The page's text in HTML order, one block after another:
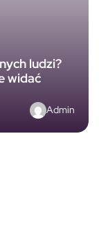
ludzi?
widać
Admin